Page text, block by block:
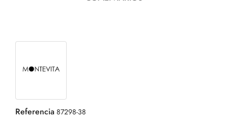
Referencia 87298-38